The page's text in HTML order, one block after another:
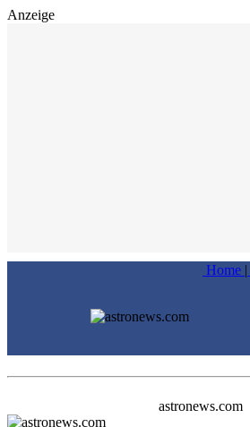
Anzeige
Home |
astronews.com